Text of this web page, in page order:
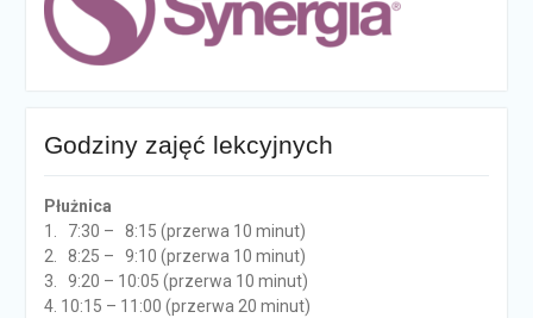
Godziny zajęć lekcyjnych
Płużnica
1. 7:30 – 8:15 (przerwa 10 minut)
2. 8:25 – 9:10 (przerwa 10 minut)
3. 9:20 – 10:05 (przerwa 10 minut)
4. 10:15 – 11:00 (przerwa 20 minut)